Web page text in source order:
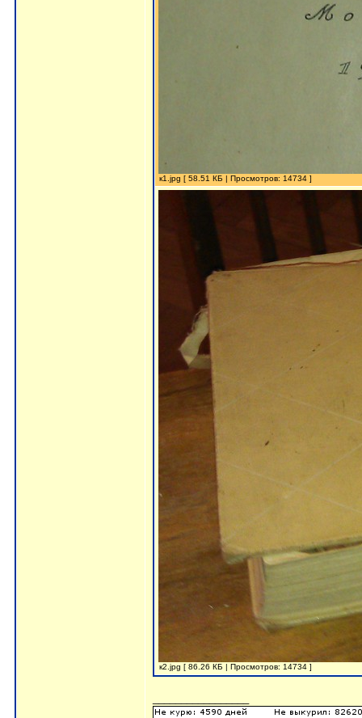
к1.jpg [ 58.51 КБ | Просмотров: 14734 ]
к2.jpg [ 86.26 КБ | Просмотров: 14734 ]